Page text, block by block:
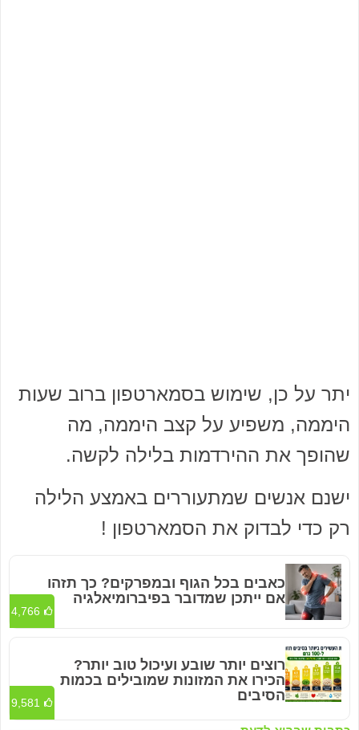
יתר על כן, שימוש בסמארטפון ברוב שעות
היממה, משפיע על קצב היממה, מה
שהופך את ההירדמות בלילה לקשה.
ישנם אנשים שמתעוררים באמצע הלילה
רק כדי לבדוק את הסמארטפון !
כאבים בכל הגוף ובמפרקים? כך תזהו
אם ייתכן שמדובר בפיברומיאלגיה
4,766
רוצים יותר שובע ועיכול טוב יותר?
הכירו את המזונות שמובילים בכמות
הסיבים
9,581